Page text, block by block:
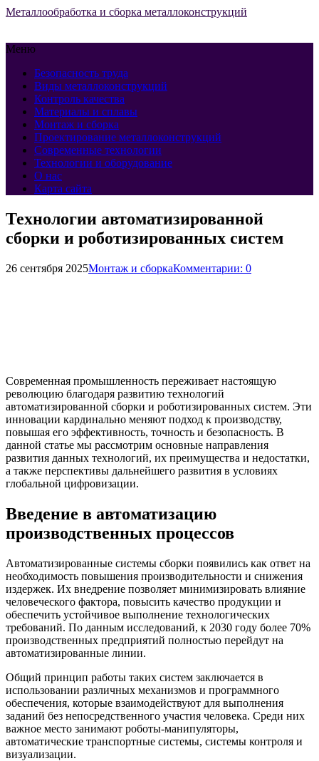
Металлообработка и сборка металлоконструкций
Меню
Безопасность труда
Виды металлоконструкций
Контроль качества
Материалы и сплавы
Монтаж и сборка
Проектирование металлоконструкций
Современные технологии
Технологии и оборудование
О нас
Карта сайта
Технологии автоматизированной
сборки и роботизированных систем
26 сентября 2025Монтаж и сборкаКомментарии: 0
Современная промышленность переживает настоящую
революцию благодаря развитию технологий
автоматизированной сборки и роботизированных систем. Эти
инновации кардинально меняют подход к производству,
повышая его эффективность, точность и безопасность. В
данной статье мы рассмотрим основные направления
развития данных технологий, их преимущества и недостатки,
а также перспективы дальнейшего развития в условиях
глобальной цифровизации.
Введение в автоматизацию
производственных процессов
Автоматизированные системы сборки появились как ответ на
необходимость повышения производительности и снижения
издержек. Их внедрение позволяет минимизировать влияние
человеческого фактора, повысить качество продукции и
обеспечить устойчивое выполнение технологических
требований. По данным исследований, к 2030 году более 70%
производственных предприятий полностью перейдут на
автоматизированные линии.
Общий принцип работы таких систем заключается в
использовании различных механизмов и программного
обеспечения, которые взаимодействуют для выполнения
заданий без непосредственного участия человека. Среди них
важное место занимают роботы-манипуляторы,
автоматические транспортные системы, системы контроля и
визуализации.